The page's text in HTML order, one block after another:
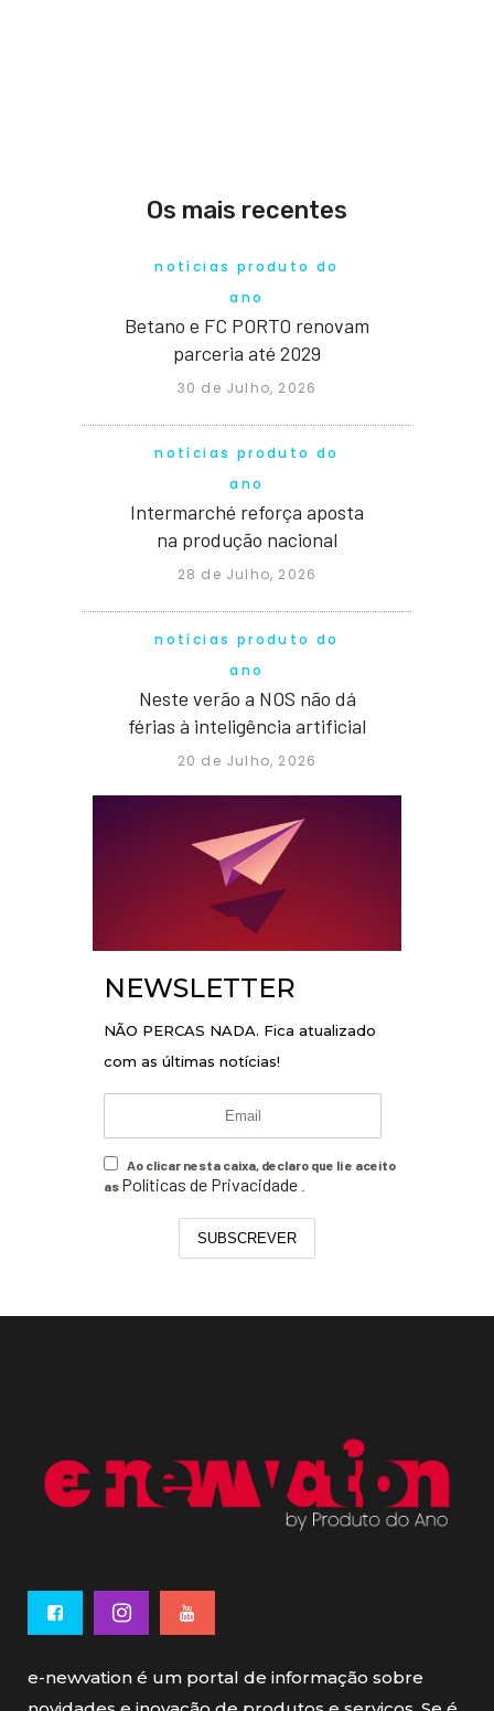
Os mais recentes
notícias produto do
ano
Betano e FC PORTO renovam
parceria até 2029
30 de Julho, 2026
notícias produto do
ano
Intermarché reforça aposta
na produção nacional
28 de Julho, 2026
notícias produto do
ano
Neste verão a NOS não dá
férias à inteligência artificial
20 de Julho, 2026
NEWSLETTER
NÃO PERCAS NADA. Fica atualizado
com as últimas notícias!
Ao clicar nesta caixa, declaro que li e aceito
as Políticas de Privacidade
SUBSCREVER
e-newvation é um portal de informação sobre